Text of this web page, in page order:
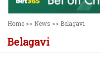
Home >> News >> Belagavi
Belagavi